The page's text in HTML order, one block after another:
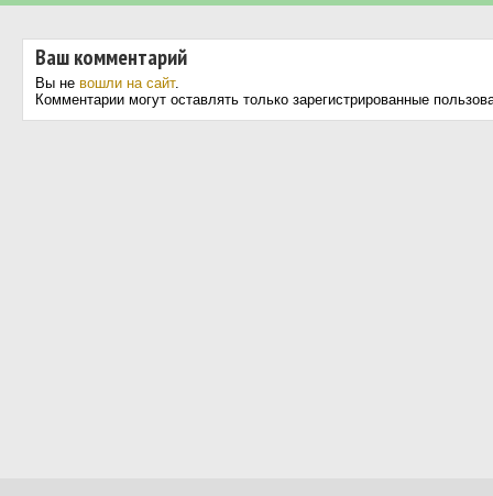
Ваш комментарий
Вы не вошли на сайт.
Комментарии могут оставлять только зарегистрированные